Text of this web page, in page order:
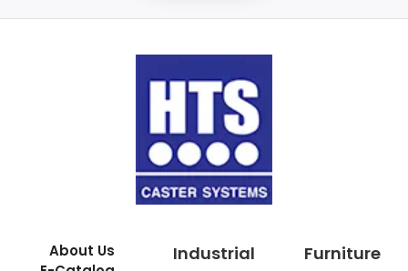
Furniture
Industrial
About Us